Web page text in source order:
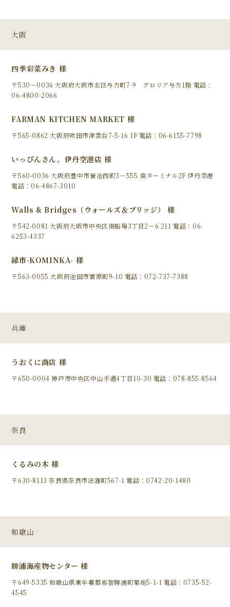
大阪
四季彩菜みき 様
〒530－0036 大阪府大阪市北区与力町7-9 グロリア与力1階 電話：
06-4800-2066
FARMAN KITCHEN MARKET 様
〒565-0862 大阪府吹田市津雲台7-5-16 1F 電話：06-6155-7798
いっぴんさん。伊丹空港店 様
〒560-0036 大阪府豊中市螢池西町3－555 南ターミナル2F 伊丹空港
電話：06-4867-3010
Walls & Bridges（ウォールズ＆ブリッジ） 様
〒542-0081 大阪府大阪市中央区南船場3丁目2－6 211 電話：06-
6253-4337
縁市-KOMINKA- 様
〒563-0055 大阪府池田市菅原町9-10 電話：072-737-7388
兵庫
うおくに商店 様
〒650-0004 神戸市中央区中山手通4丁目10-30 電話：078-855-8564
奈良
くるみの木 様
〒630-8113 奈良県奈良市法蓮町567-1 電話：0742-20-1480
和歌山
勝浦海産物センター 様
〒649-5335 和歌山県東牟婁郡那智勝浦町築地5-1-1 電話：0735-52-
4545